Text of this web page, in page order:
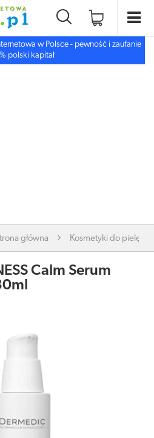
w Polsce - pewność i zaufanie
polski kapitał
główna Kosmetyki do
Calm Serum